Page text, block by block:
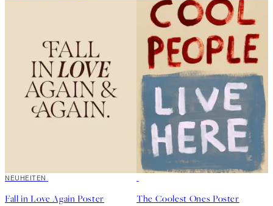
NEUHEITEN
Fall in Love Again Poster The Coolest Ones Poster